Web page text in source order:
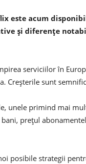
este acum
şi diferenţe
serviciilor în
Creşterile sunt
unele primind mai
preţul
posibile strategii